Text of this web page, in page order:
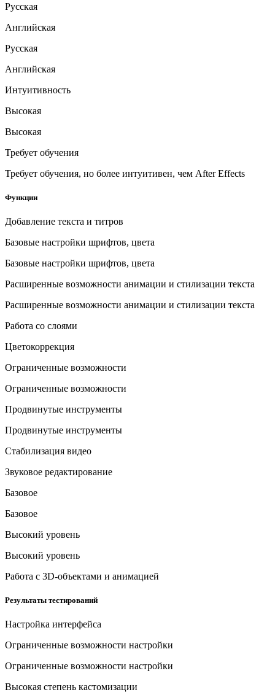
Русская
Английская
Русская
Английская
Интуитивность
Высокая
Высокая
Требует обучения
Требует обучения, но более интуитивен, чем After Effects
Функции
Добавление текста и титров
Базовые настройки шрифтов, цвета
Базовые настройки шрифтов, цвета
Расширенные возможности анимации и стилизации текста
Расширенные возможности анимации и стилизации текста
Работа со слоями
Цветокоррекция
Ограниченные возможности
Ограниченные возможности
Продвинутые инструменты
Продвинутые инструменты
Стабилизация видео
Звуковое редактирование
Базовое
Базовое
Высокий уровень
Высокий уровень
Работа с 3D-объектами и анимацией
Результаты тестирований
Настройка интерфейса
Ограниченные возможности настройки
Ограниченные возможности настройки
Высокая степень кастомизации